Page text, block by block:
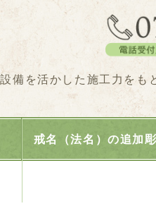
ら株式会社田
備を活かした施工力をも
戒名（法名）の追加彫